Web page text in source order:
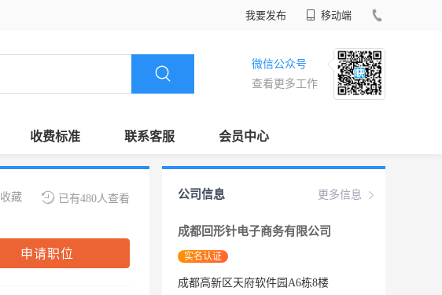
我要发布 移动端
微信公众号
查看更多工作
收费标准 联系客服 会员中心
已有480人查看
收藏
申请职位
更多信息
公司信息
成都回形针电子商务有限公司
实名认证
成都高新区天府软件园A6栋8楼